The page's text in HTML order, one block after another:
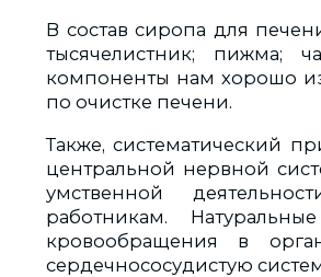
В состав сиропа для
тысячелистник; пижма;
компоненты нам хорошо
по очистке печени.
Также, систематический
центральной нервной
умственной
работникам.
кровообращения в
сердечнососудистую